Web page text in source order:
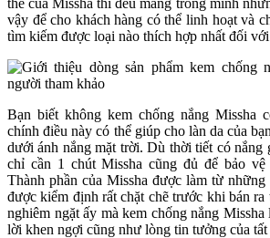
vậy để cho khách hàng có thể linh hoạt và
tìm kiếm được loại nào thích hợp nhất đối
Bạn biết không kem chống nắng Missha
chính điều này có thể giúp cho làn da của
dưới ánh nắng mặt trời. Dù thời tiết có nắng
chỉ cần 1 chút Missha cũng đủ để bảo
Thành phần của Missha được làm từ
được kiểm định rất chặt chẽ trước khi bán
nghiêm ngặt ấy mà kem chống nắng
lời khen ngợi cũng như lòng tin tưởng của tất